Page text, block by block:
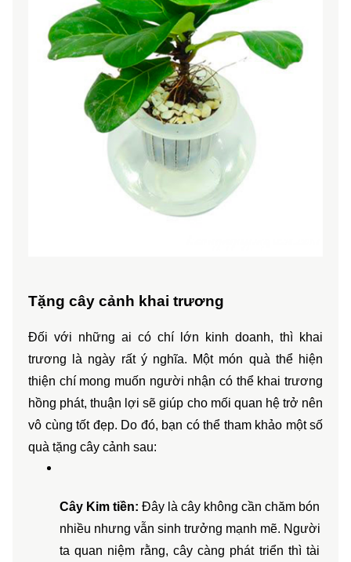
Tặng cây cảnh khai trương
Đối với những ai có chí lớn kinh doanh, thì khai
trương là ngày rất ý nghĩa. Một món quà thể hiện
thiện chí mong muốn người nhận có thể khai trương
hồng phát, thuận lợi sẽ giúp cho mối quan hệ trở nên
vô cùng tốt đẹp. Do đó, bạn có thể tham khảo một số
quà tặng cây cảnh sau:
Cây Kim tiền: Đây là cây không cần chăm bón
nhiều nhưng vẫn sinh trưởng mạnh mẽ. Người
ta quan niệm rằng, cây càng phát triển thì tài